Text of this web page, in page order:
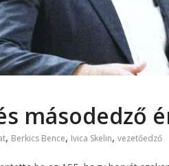
másodedző
, Berkics Bence, Ivica Skelin, vezetőedző